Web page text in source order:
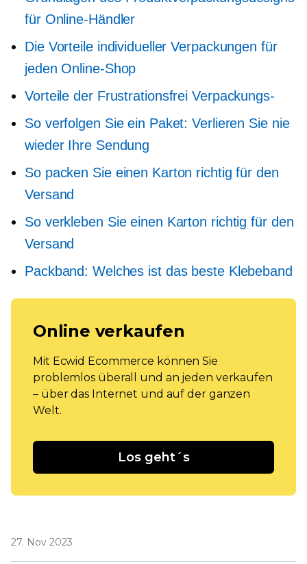
für Online-Händler
Die Vorteile individueller Verpackungen für
jeden Online-Shop
Vorteile der Frustrationsfrei Verpackungs-
So verfolgen Sie ein Paket: Verlieren Sie nie
wieder Ihre Sendung
So packen Sie einen Karton richtig für den
Versand
So verkleben Sie einen Karton richtig für den
Versand
Packband: Welches ist das beste Klebeband
Online verkaufen
Mit Ecwid Ecommerce können Sie
problemlos überall und an jeden verkaufen
– über das Internet und auf der ganzen
Welt.
Los geht´s
27. Nov 2023